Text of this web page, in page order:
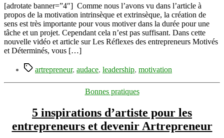
et
son
énergie
par
la
l’Artrepreneur
[adrotate banner=”4″] Comme nous l’avons vu dans l’article à
propos de la motivation intrinsèque et extrinsèque, la création de
sens est très importante pour vous motiver dans la durée pour une
tâche et un projet. Cependant cela n’est pas suffisant. Dans cette
nouvelle vidéo et article sur Les Réflexes des entrepreneurs Motivés
et Déterminés, vous […]
Étiquettes
artrepreneur, audace, leadership, motivation
Catégories
Bonnes pratiques
5 inspirations d’artiste pour les
entrepreneurs et devenir Artrepreneur